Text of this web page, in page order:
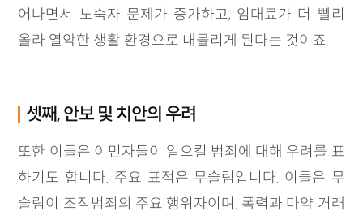
어나면서 노숙자 문제가 증가하고, 임대료가 더 빨리
올라 열악한 생활 환경으로 내몰리게 된다는 것이죠.
셋째, 안보 및 치안의 우려
또한 이들은 이민자들이 일으킬 범죄에 대해 우려를 표
하기도 합니다. 주요 표적은 무슬림입니다. 이들은 무
슬림이 조직범죄의 주요 행위자이며, 폭력과 마약 거래